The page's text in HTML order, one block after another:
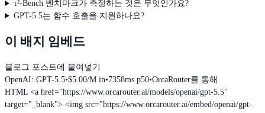
τ²-Bench 벤치마크가 측정하는 것은 무엇인가요?
GPT-5.5는 함수 호출을 지원하나요?
이 배지 임베드
블로그 포스트에 붙여넣기
OpenAI: GPT-5.5•$5.00/M in•7358ms p50•OrcaRouter를 통해
HTML <a href="https://www.orcarouter.ai/models/openai/gpt-5.5"
target="_blank"> <img src="https://www.orcarouter.ai/embed/openai/gpt-